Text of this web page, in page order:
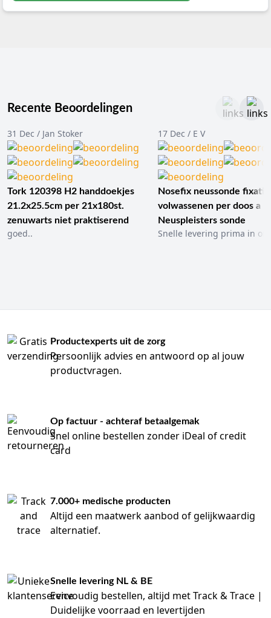
Recente Beoordelingen
31 Dec / Jan Stoker
Tork 120398 H2 handdoekjes
21.2x25.5cm per 21x180st.
zenuwarts niet praktiserend
goed..
17 Dec / E V
Nosefix neussonde
volwassenen per doos a
Neuspleisters sonde
Snelle levering prima in
Productexperts uit de zorg
Persoonlijk advies en antwoord op al jouw
productvragen.
Op factuur - achteraf betaalgemak
Snel online bestellen zonder iDeal of credit
card
7.000+ medische producten
Altijd een maatwerk aanbod of gelijkwaardig
alternatief.
Snelle levering NL & BE
Eenvoudig bestellen, altijd met Track & Trace |
Duidelijke voorraad en levertijden